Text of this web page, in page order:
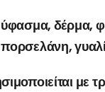
δέρμα,